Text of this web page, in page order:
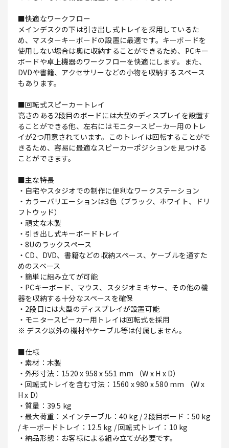
■快適なワークフロー
メインデスクの下は引き出し式トレイを採用しているた
め、マスターキーボードの設置に最適です。キーボードを
使用しない場合は奥に収納することができるため、PCキー
ボードや卓上機器のワークフローを快適にします。また、
DVDや書籍、アクセサリーなどの小物を収納するスペース
もあります。
■回転式スピーカートレイ
高さのある2段目のボードには大型のディスプレイを設置す
ることができる他、左右にはモニタースピーカー用のトレ
イが2つ用意されています。このトレイは回転することがで
きるため、容易に最適なスピーカーポジションを見つける
ことができます。
■主な特長
・自宅やスタジオでの制作に便利なワークステーション
・カラーバリエーションは3色（ブラック、ホワイト、ドリ
フトウッド）
・頑丈な木製
・引き出し式キーボードトレイ
・8Uのラックスペース
・CD、DVD、書籍などの収納スペース、ケーブルを通すた
めのスペース
・簡単に組み立てが可能
・PCキーボード、マウス、スタジオミキサー、その他の機
器を収納する十分なスペースを確保
・2段目には大型のディスプレイが設置可能
・モニタースピーカー用トレイは回転式を採用
※ デスク以外の機材やケーブル等は付属しません。
■仕様
・素材：木製
・外形寸法：1520 x 958 x 551 mm （W x H x D）
・回転式トレイを含む寸法：1560 x 980 x 580 mm （W x
H x D）
・質量：39.5 kg
・最大荷重：メインテーブル：40 kg / 2段目ボード：50 kg
/ キーボードトレイ：12.5 kg / 回転式トレイ：10 kg
・納品形態：お客様による組み立てが必要です。